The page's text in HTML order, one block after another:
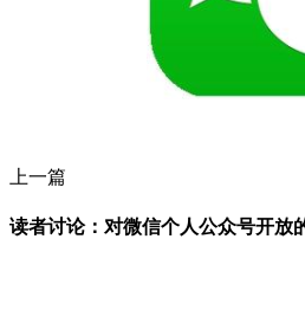
上一篇
读者讨论：对微信个人公众号开放